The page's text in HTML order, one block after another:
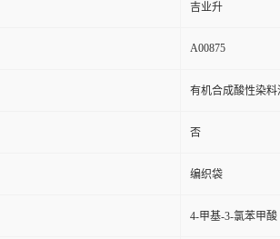
吉业升
A00875
有机合成酸性染料
否
编织袋
4-甲基-3-氯苯甲酸